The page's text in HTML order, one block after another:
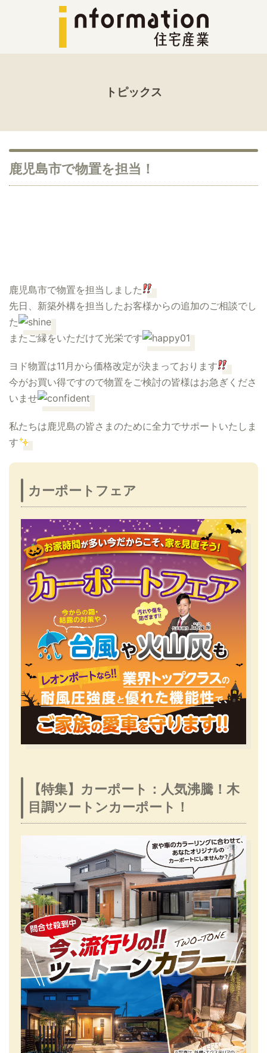
トピックス
鹿児島市で物置を担当！
鹿児島市で物置を担当しました
先日、新築外構を担当したお客様からの追加のご相談でし
た
またご縁をいただけて光栄です
ヨド物置は11月から価格改定が決まっております
今がお買い得ですので物置をご検討の皆様はお急ぎくださ
いませ
私たちは鹿児島の皆さまのために全力でサポートいたしま
す
カーポートフェア
【特集】カーポート：人気沸騰！木
目調ツートンカーポート！